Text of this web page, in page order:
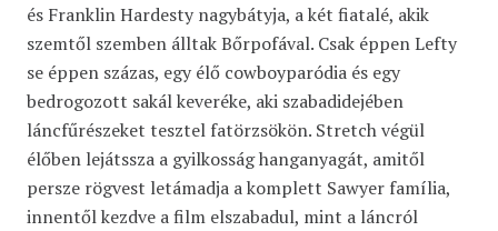
és Franklin Hardesty nagybátyja, a két fiatalé, akik
szemtől szemben álltak Bőrpofával. Csak éppen Lefty
se éppen százas, egy élő cowboyparódia és egy
bedrogozott sakál keveréke, aki szabadidejében
láncfűrészeket tesztel fatörzsökön. Stretch végül
élőben lejátssza a gyilkosság hanganyagát, amitől
persze rögvest letámadja a komplett Sawyer família,
innentől kezdve a film elszabadul, mint a láncról